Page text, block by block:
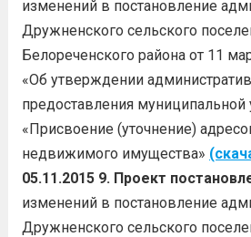
изменений в постановление
Дружненского сельского
Белореченского района от 11
«Об утверждении
предоставления муниципальной
«Присвоение (уточнение)
недвижимого имущества»
05.11.2015 9. Проект
изменений в постановление
Дружненского сельского